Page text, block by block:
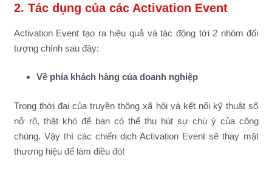
2. Tác dụng của các Activation Event
Activation Event tạo ra hiệu quả và tác động tới 2 nhóm đối
tượng chính sau đây:
Về phía khách hàng của doanh nghiệp
Trong thời đại của truyền thông xã hội và kết nối kỹ thuật số
nở rộ, thật khó để bạn có thể thu hút sự chú ý của công
chúng. Vậy thì các chiến dịch Activation Event sẽ thay mặt
thương hiệu để làm điều đó!